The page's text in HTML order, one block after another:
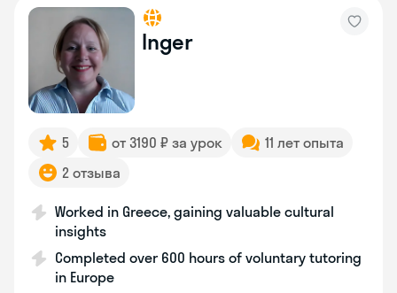
Inger
5 от 3190 ₽ за урок
11 лет опыта
2 отзыва
Worked in Greece, gaining valuable cultural
insights
Completed over 600 hours of voluntary tutoring
in Europe